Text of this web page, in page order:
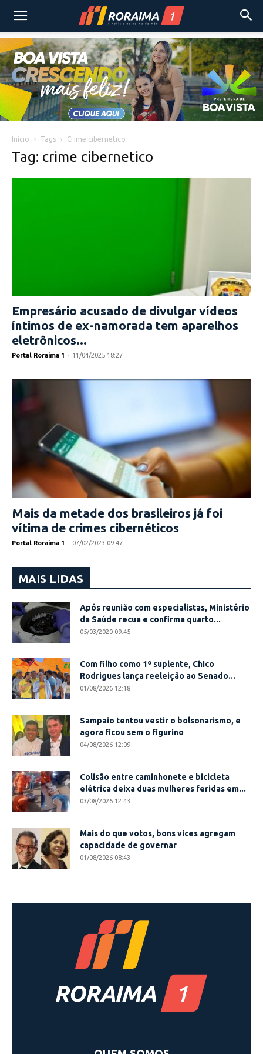
Início Tags Crime cibernetico
Tag: crime cibernetico
Empresário acusado de divulgar vídeos
íntimos de ex-namorada tem aparelhos
eletrônicos...
Portal Roraima 1 - 11/04/2025 18:27
Mais da metade dos brasileiros já foi
vítima de crimes cibernéticos
Portal Roraima 1 - 07/02/2023 09:47
MAIS LIDAS
Após reunião com especialistas, Ministério
da Saúde recua e confirma quarto...
05/03/2020 09:45
Com filho como 1º suplente, Chico
Rodrigues lança reeleição ao Senado...
01/08/2026 12:18
Sampaio tentou vestir o bolsonarismo, e
agora ficou sem o figurino
04/08/2026 12:09
Colisão entre caminhonete e bicicleta
elétrica deixa duas mulheres feridas em...
03/08/2026 12:43
Mais do que votos, bons vices agregam
capacidade de governar
01/08/2026 08:43